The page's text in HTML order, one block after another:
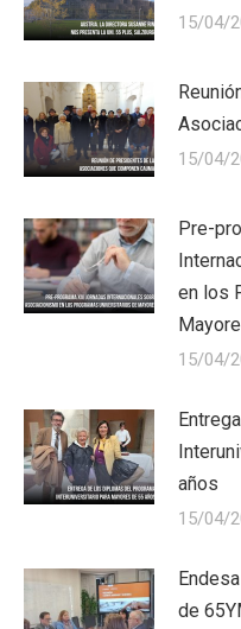
15/04/
15/04/
Pre-
en los
15/04/
años
15/04/
de